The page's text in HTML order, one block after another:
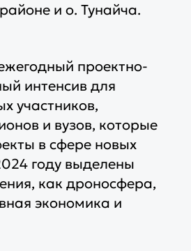
и о. Тунайча.
проектно-
интенсив для
участников,
и вузов, которые
в сфере новых
году выделены
как дроносфера,
экономика и